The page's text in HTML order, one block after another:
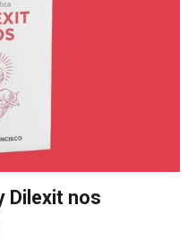
Dilexit nos